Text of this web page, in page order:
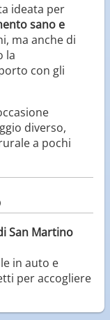
ideata per
sano e
ma anche di
la
con gli
diverso,
a pochi
San Martino
in auto e
per accogliere